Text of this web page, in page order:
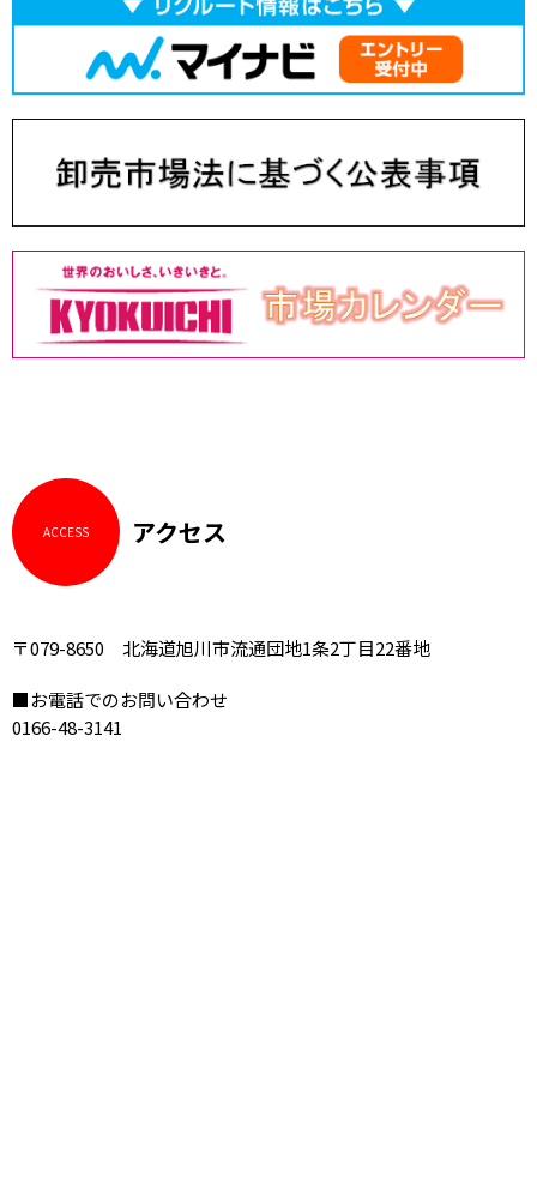
ACCESS アクセス
〒079-8650 北海道旭川市流通団地1条2丁目22番地
■お電話でのお問い合わせ
0166-48-3141